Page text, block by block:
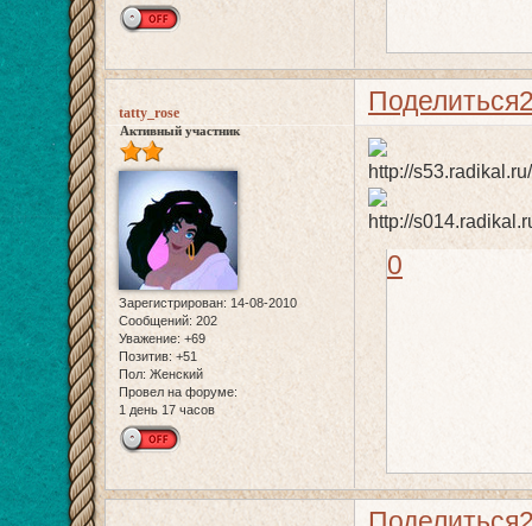
Поделиться
tatty_rose
Активный участник
Зарегистрирован: 14-08-2010
Сообщений: 202
Уважение: +69
Позитив: +51
Пол: Женский
Провел на форуме:
1 день 17 часов
0